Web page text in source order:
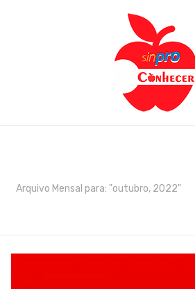
Arquivo Mensal para: "outubro, 2022"